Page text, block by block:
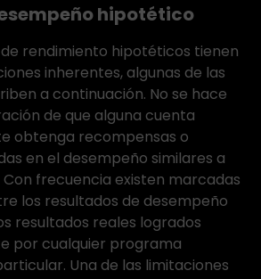
hipotético
rendimiento hipotéticos tienen
inherentes, algunas de las
a continuación. No se hace
de que alguna cuenta
obtenga recompensas o
en el desempeño similares a
frecuencia existen marcadas
los resultados de desempeño
resultados reales logrados
por cualquier programa
Una de las limitaciones